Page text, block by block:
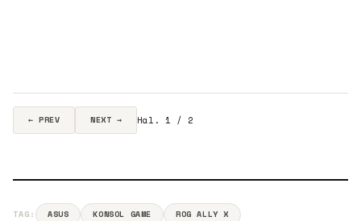
← PREV NEXT → Hal. 1 / 2
TAG: ASUS KONSOL GAME ROG ALLY X